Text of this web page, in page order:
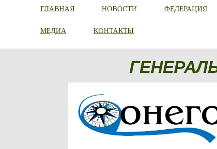
ГЛАВНАЯ НОВОСТИ ФЕДЕРАЦИЯ
МЕДИА КОНТАКТЫ